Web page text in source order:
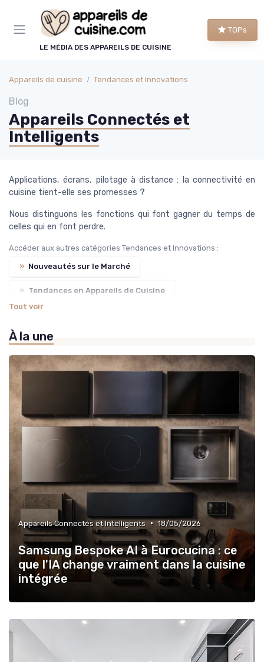
LE MÉDIA DES APPAREILS DE CUISINE
TOPs
Appareils de cuisine Tendances et Innovations
Blog
Appareils Connectés et
Intelligents
Applications, écrans, pilotage à distance : la connectivité en
cuisine tient-elle ses promesses ?
Nous distinguons les fonctions qui font gagner du temps de
celles qui en font perdre.
Accéder aux autres catégories Tendances et Innovations :
» Nouveautés sur le Marché
» Tendances en Appareils de Cuisine
Tout voir
À la une
Appareils Connectés et Intelligents • 18/05/2026
Samsung Bespoke AI à Eurocucina : ce
que l'IA change vraiment dans la cuisine
intégrée
Panneau de gestion des cookies